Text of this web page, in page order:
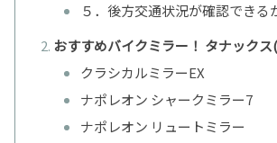
５．後方交通状況が確認できる
おすすめバイクミラー！ タナック
クラシカルミラーEX
ナポレオン シャークミラー7
ナポレオン リュートミラー